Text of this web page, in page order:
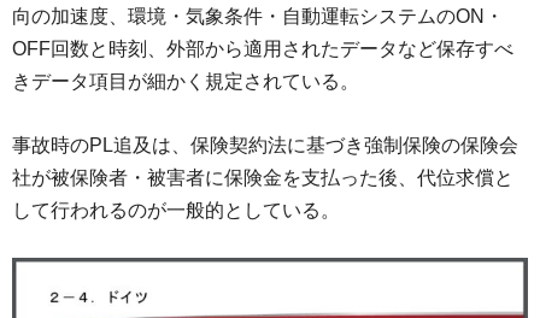
向の加速度、環境・気象条件・自動運転システムのON・
OFF回数と時刻、外部から適用されたデータなど保存すべ
きデータ項目が細かく規定されている。
事故時のPL追及は、保険契約法に基づき強制保険の保険会
社が被保険者・被害者に保険金を支払った後、代位求償と
して行われるのが一般的としている。